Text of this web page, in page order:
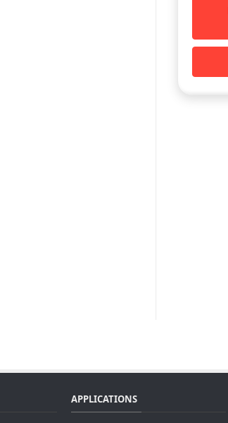
APPLICATIONS